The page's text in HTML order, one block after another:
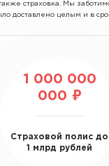
страховка. Мы
доставлено целым и в
1 000 000
000 ₽
Страховой полис до
1 млрд рублей